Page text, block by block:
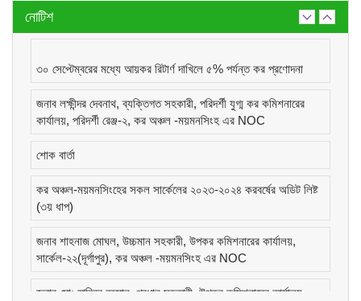
নোটিশ
৩০ সেপ্টেম্বরের মধ্যে আয়কর রিটার্ণ দাখিলে ৫% পর্যন্ত কর প্রণোদনা
জনাব লক্ষীন্দর দেবনাথ, ব্যক্তিগত সহকারী, পরিদর্শী যুগ্ম কর কমিশনারের
কার্যালয়, পরিদর্শী রেঞ্জ-২, কর অঞ্চল -ময়মনসিংহ এর NOC
শোক বার্তা
কর অঞ্চল-ময়মনসিংহের সকল সার্কেলের ২০২৩-২০২৪ করবর্ষের অডিট লিষ্ট
(৩য় ধাপ)
জনাব শাহনাজ মোঘল, উচ্চমান সহকারী, উপকর কমিশনারের কার্যালয়,
সার্কেল-২২(দূর্গাপুর), কর অঞ্চল -ময়মনসিংহ এর NOC
জনাব মোঃ হাবিবুর রহমান, প্রধান সহকারী, উপকর কমিশনারের কার্যালয়,